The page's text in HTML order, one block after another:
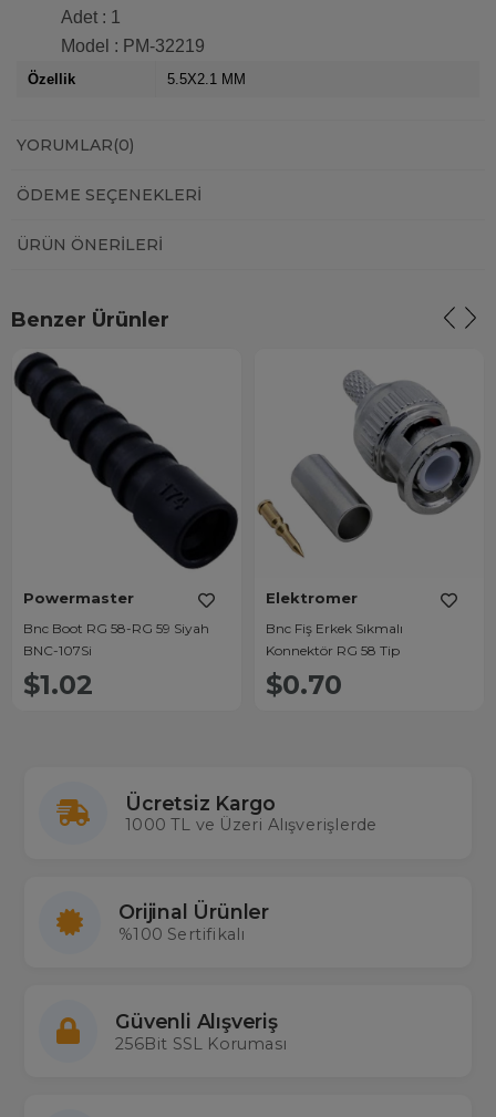
Adet : 1
Model : PM-32219
Özellik 5.5X2.1 MM
YORUMLAR(0)
ÖDEME SEÇENEKLERI
ÜRÜN ÖNERILERI
Benzer Ürünler
Powermaster
Bnc Boot RG 58-RG 59 Siyah
BNC-107Si
$1.02
Elektromer
Bnc Fiş Erkek Sıkmalı
Konnektör RG 58 Tip
$0.70
Ücretsiz Kargo
1000 TL ve Üzeri Alışverişlerde
Orijinal Ürünler
%100 Sertifikalı
Güvenli Alışveriş
256Bit SSL Koruması